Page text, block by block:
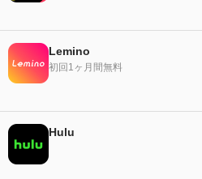
Lemino
初回1ヶ月間無料
Hulu